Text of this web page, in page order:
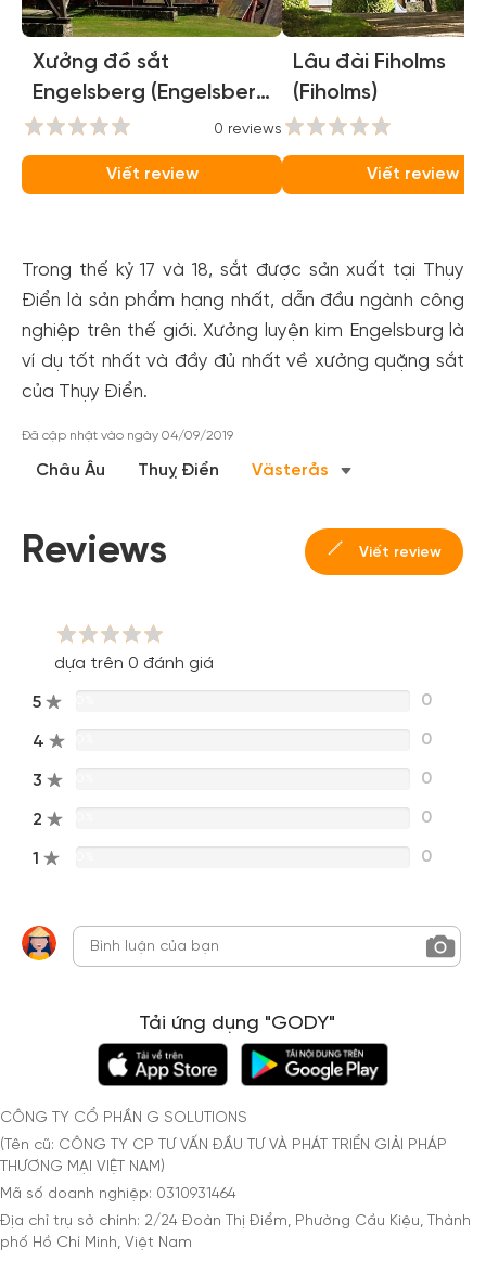
Xưởng đồ sắt
Engelsberg (Engelsberg
Ironworks)
0 reviews
Viết review
Lâu đài Fiholms
(Fiholms)
Viết review
Trong thế kỷ 17 và 18, sắt được sản xuất tại Thụy
Điển là sản phẩm hạng nhất, dẫn đầu ngành công
nghiệp trên thế giới. Xưởng luyện kim Engelsburg là
ví dụ tốt nhất và đầy đủ nhất về xưởng quặng sắt
của Thụy Điển.
Đã cập nhật vào ngày 04/09/2019
Châu Âu Thuỵ Điển Västerås
Reviews Viết review
dựa trên 0 đánh giá
5 0
4 0
3 0
2 0
1 0
Tải ứng dụng "GODY"
CÔNG TY CỔ PHẦN G SOLUTIONS
(Tên cũ: CÔNG TY CP TƯ VẤN ĐẦU TƯ VÀ PHÁT TRIỂN GIẢI PHÁP
THƯƠNG MẠI VIỆT NAM)
Mã số doanh nghiệp: 0310931464
Địa chỉ trụ sở chính: 2/24 Đoàn Thị Điểm, Phường Cầu Kiệu, Thành
phố Hồ Chí Minh, Việt Nam
nhận ngay các ưu đãi
hấp dẫn
Đăng ký
Hoặc đăng nhập bằng